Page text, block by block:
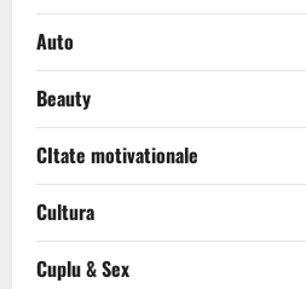
Auto
Beauty
CItate motivationale
Cultura
Cuplu & Sex